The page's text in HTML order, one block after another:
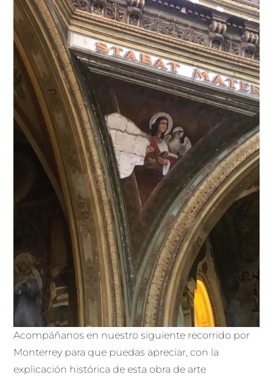
Acompáñanos en nuestro siguiente recorrido por
Monterrey para que puedas apreciar, con la
explicación histórica de esta obra de arte